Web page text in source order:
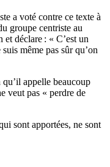
a voté contre ce texte à
groupe centriste au
déclare : « C’est un
même pas sûr qu’on
appelle beaucoup
veut pas « perdre de
sont apportées, ne sont